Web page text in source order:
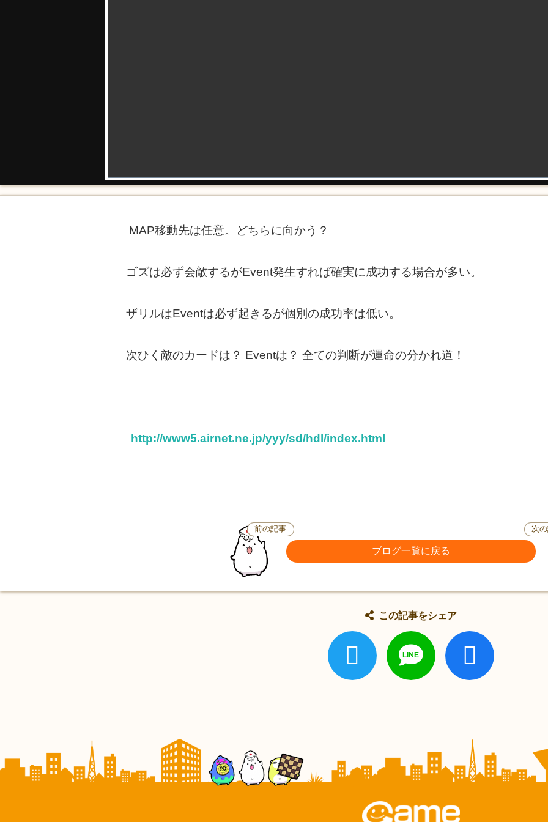
MAP移動先は任意。どちらに向かう？
ゴズは必ず会敵するがEvent発生すれば確実に成功する場合が多い。
ザリルはEventは必ず起きるが個別の成功率は低い。
次ひく敵のカードは？ Eventは？ 全ての判断が運命の分かれ道！
http://www5.airnet.ne.jp/yyy/sd/hdl/index.html
前の記事
ブログ一覧に戻る
次
この記事をシェア